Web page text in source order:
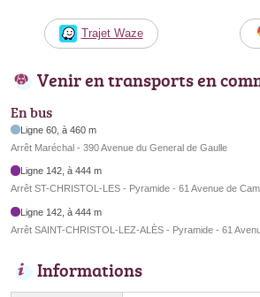
Trajet Waze
Venir en transports en
En bus
Ligne 60, à 460 m
Arrêt Maréchal - 390 Avenue du General de Gaulle
Ligne 142, à 444 m
Arrêt ST-CHRISTOL-LES - Pyramide - 61 Avenue de
Ligne 142, à 444 m
Arrêt SAINT-CHRISTOL-LEZ-ALÈS - Pyramide - 61
Informations